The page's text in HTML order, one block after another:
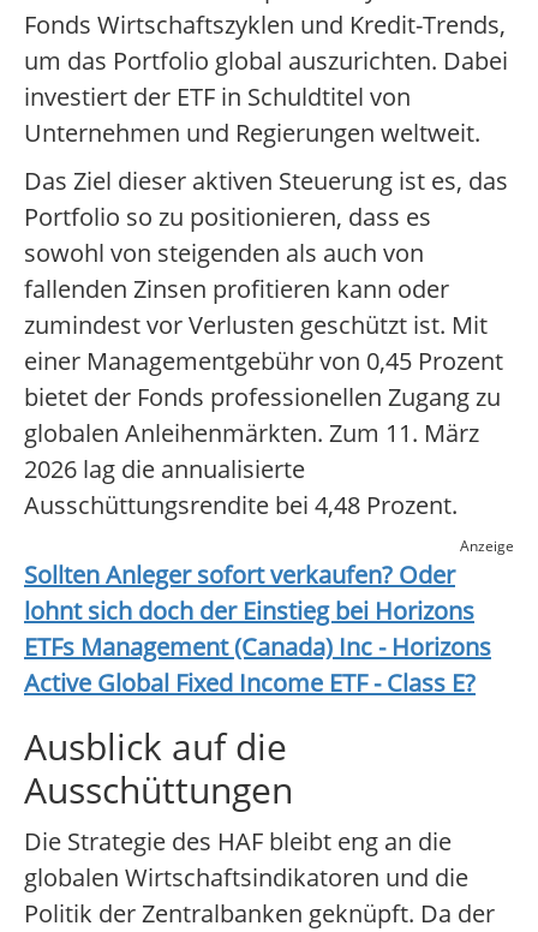
Fonds Wirtschaftszyklen und Kredit-Trends,
um das Portfolio global auszurichten. Dabei
investiert der ETF in Schuldtitel von
Unternehmen und Regierungen weltweit.
Das Ziel dieser aktiven Steuerung ist es, das
Portfolio so zu positionieren, dass es
sowohl von steigenden als auch von
fallenden Zinsen profitieren kann oder
zumindest vor Verlusten geschützt ist. Mit
einer Managementgebühr von 0,45 Prozent
bietet der Fonds professionellen Zugang zu
globalen Anleihenmärkten. Zum 11. März
2026 lag die annualisierte
Ausschüttungsrendite bei 4,48 Prozent.
Anzeige
Sollten Anleger sofort verkaufen? Oder
lohnt sich doch der Einstieg bei Horizons
ETFs Management (Canada) Inc - Horizons
Active Global Fixed Income ETF - Class E?
Ausblick auf die
Ausschüttungen
Die Strategie des HAF bleibt eng an die
globalen Wirtschaftsindikatoren und die
Politik der Zentralbanken geknüpft. Da der